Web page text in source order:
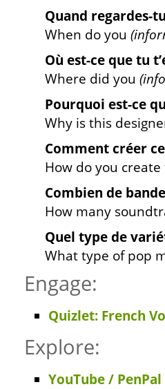
Quand regardes-
When do you
Où est-ce que tu
Where did you
Pourquoi est-ce
Why is this
Comment créer
How do you
Combien de
How many
Quel type de
What type of pop
Engage:
Quizlet: French
Explore:
YouTube /